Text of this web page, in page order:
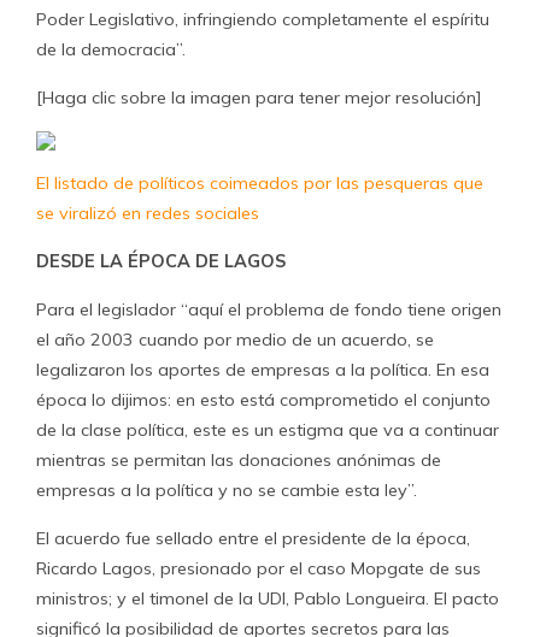
Poder Legislativo, infringiendo completamente el espíritu
de la democracia”.
[Haga clic sobre la imagen para tener mejor resolución]
El listado de políticos coimeados por las pesqueras que
se viralizó en redes sociales
DESDE LA ÉPOCA DE LAGOS
Para el legislador “aquí el problema de fondo tiene origen
el año 2003 cuando por medio de un acuerdo, se
legalizaron los aportes de empresas a la política. En esa
época lo dijimos: en esto está comprometido el conjunto
de la clase política, este es un estigma que va a continuar
mientras se permitan las donaciones anónimas de
empresas a la política y no se cambie esta ley”.
El acuerdo fue sellado entre el presidente de la época,
Ricardo Lagos, presionado por el caso Mopgate de sus
ministros; y el timonel de la UDI, Pablo Longueira. El pacto
significó la posibilidad de aportes secretos para las